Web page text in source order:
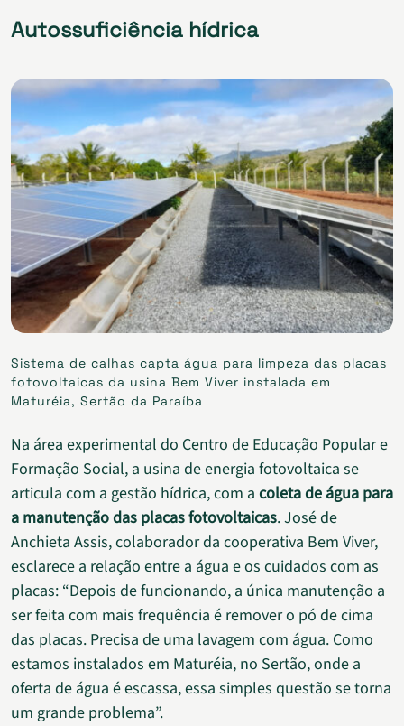
Autossuficiência hídrica
Sistema de calhas capta água para limpeza das placas
fotovoltaicas da usina Bem Viver instalada em
Maturéia, Sertão da Paraíba
Na área experimental do Centro de Educação Popular e
Formação Social, a usina de energia fotovoltaica se
articula com a gestão hídrica, com a coleta de água para
a manutenção das placas fotovoltaicas. José de
Anchieta Assis, colaborador da cooperativa Bem Viver,
esclarece a relação entre a água e os cuidados com as
placas: “Depois de funcionando, a única manutenção a
ser feita com mais frequência é remover o pó de cima
das placas. Precisa de uma lavagem com água. Como
estamos instalados em Maturéia, no Sertão, onde a
oferta de água é escassa, essa simples questão se torna
um grande problema”.